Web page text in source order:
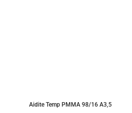
Aidite Temp PMMA 98/16 A3,5